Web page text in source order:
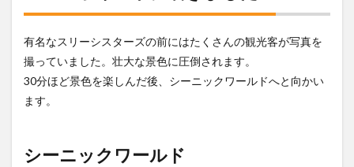
有名なスリーシスターズの前にはたくさんの観光客が写真を
撮っていました。壮大な景色に圧倒されます。
30分ほど景色を楽しんだ後、シーニックワールドへと向かい
ます。
シーニックワールド